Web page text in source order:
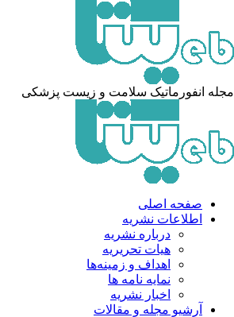
انفورماتیک سلامت و زیست پزشکی
صفحه اصلی
اطلاعات نشریه
درباره نشریه
هیات تحریریه
اهداف و زمینه‌ها
نمایه نامه ها
اخبار نشریه
آرشیو مجله و مقالات